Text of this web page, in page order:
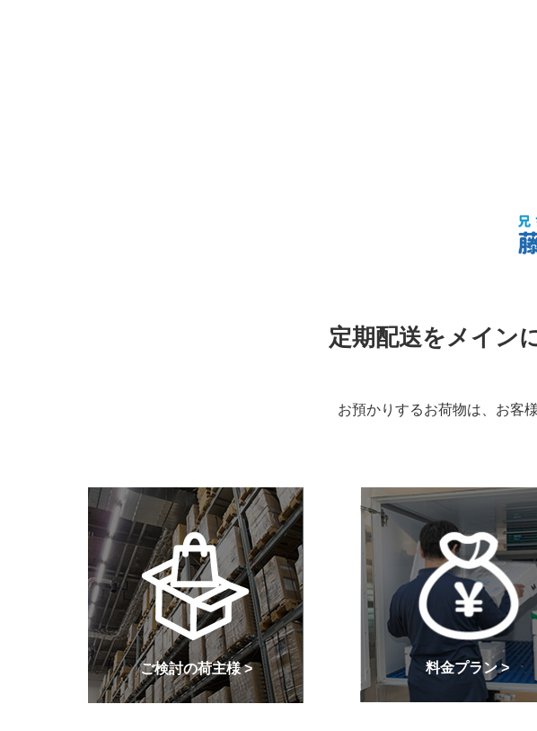
定期配送をメイン
お預かりするお荷物は、お客
ご検討の荷主様 > 料金プラン >